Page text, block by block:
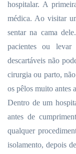
hospitalar. A
médica. Ao visitar
sentar na cama
pacientes ou levar
descartáveis não
cirurgia ou parto,
os pêlos muito antes
Dentro de um
antes de
qualquer
isolamento, depois